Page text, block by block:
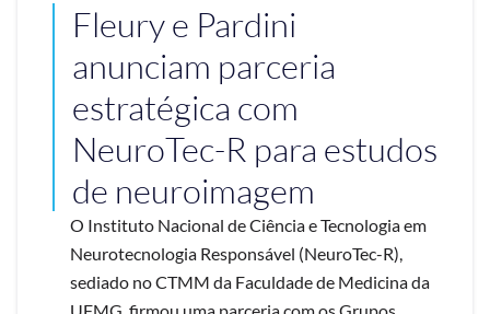
Fleury e Pardini
anunciam parceria
estratégica com
NeuroTec-R para estudos
de neuroimagem
O Instituto Nacional de Ciência e Tecnologia em
Neurotecnologia Responsável (NeuroTec-R),
sediado no CTMM da Faculdade de Medicina da